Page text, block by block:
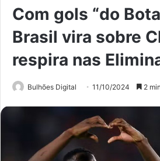
Com gols “do
Brasil vira sobre
respira nas
Bulhões Digital 11/10/2024 2